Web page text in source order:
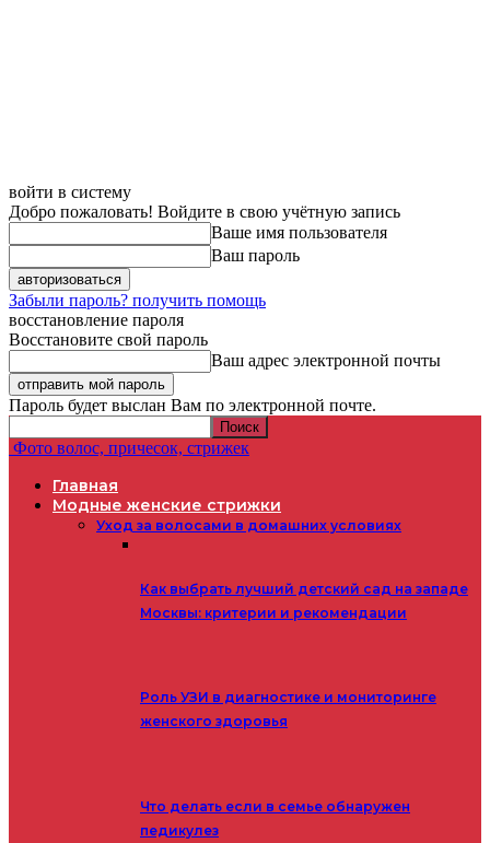
войти в систему
Добро пожаловать! Войдите в свою учётную запись
Ваше имя пользователя
Ваш пароль
Забыли пароль? получить помощь
восстановление пароля
Восстановите свой пароль
Ваш адрес электронной почты
Пароль будет выслан Вам по электронной почте.
Фото волос, причесок, стрижек
Главная
Модные женские стрижки
Уход за волосами в домашних условиях
Как выбрать лучший детский сад на западе
Москвы: критерии и рекомендации
Роль УЗИ в диагностике и мониторинге
женского здоровья
Что делать если в семье обнаружен
педикулез